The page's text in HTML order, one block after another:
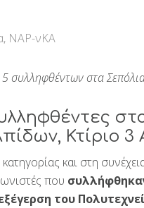
, ΝΑΡ-νΚΑ
συλληφθέντων στα
Κτίριο
και στη
που
του